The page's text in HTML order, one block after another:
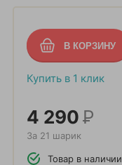
Купить в 1 клик
4 290Р
За 21 шарик
Товар в наличии